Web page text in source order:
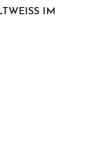
IM G